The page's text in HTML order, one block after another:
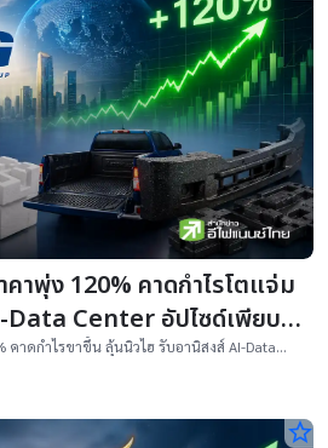
าพุ่ง 120% คาดกำไรโตแจ่ม
Data Center อัปไซด์เพียบ-
คาดกำไรขาขึ้น ลุ้นนิวไฮ รับอานิสงส์ AI-Data
ยีลด์ปันผลสูง 4.32%
star_border